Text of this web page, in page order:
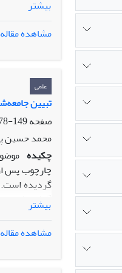
تحلیل
وابسته
نسبت به
بیشتر
مشاهده مقاله
علمی
تبیین
صفحه149-178
محمد حسین
چکیده
چارچوب پس
گردیده است.
گرفته شده
آرمانی و
که عوامل
تحول فضای
جمعیتی،
بیشتر
مشاهده مقاله